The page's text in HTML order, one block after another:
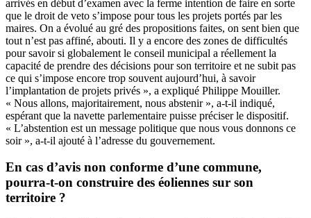
arrivés en début d’examen avec la ferme intention de faire en sorte
que le droit de veto s’impose pour tous les projets portés par les
maires. On a évolué au gré des propositions faites, on sent bien que
tout n’est pas affiné, abouti. Il y a encore des zones de difficultés
pour savoir si globalement le conseil municipal a réellement la
capacité de prendre des décisions pour son territoire et ne subit pas
ce qui s’impose encore trop souvent aujourd’hui, à savoir
l’implantation de projets privés », a expliqué Philippe Mouiller.
« Nous allons, majoritairement, nous abstenir », a-t-il indiqué,
espérant que la navette parlementaire puisse préciser le dispositif.
« L’abstention est un message politique que nous vous donnons ce
soir », a-t-il ajouté à l’adresse du gouvernement.
En cas d’avis non conforme d’une commune,
pourra-t-on construire des éoliennes sur son
territoire ?